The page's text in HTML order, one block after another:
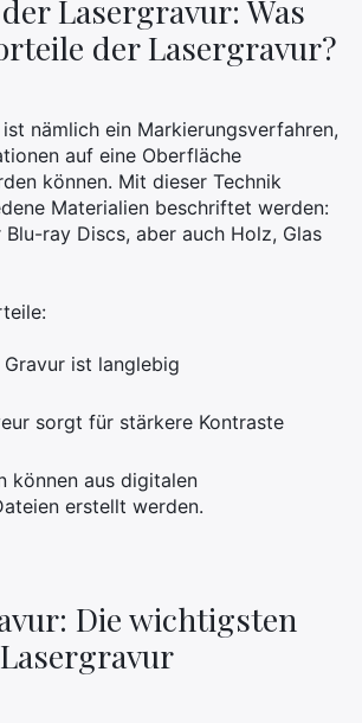
Lasergravur: Was
der Lasergravur?
nämlich ein Markierungsverfahren,
auf eine Oberfläche
können. Mit dieser Technik
Materialien beschriftet werden:
Blu-ray Discs, aber auch Holz, Glas
ist langlebig
sorgt für stärkere Kontraste
können aus digitalen
erstellt werden.
Die wichtigsten